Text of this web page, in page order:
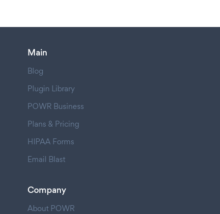
Main
Blog
Plugin Library
POWR Business
Plans & Pricing
HIPAA Forms
Email Blast
Company
About POWR